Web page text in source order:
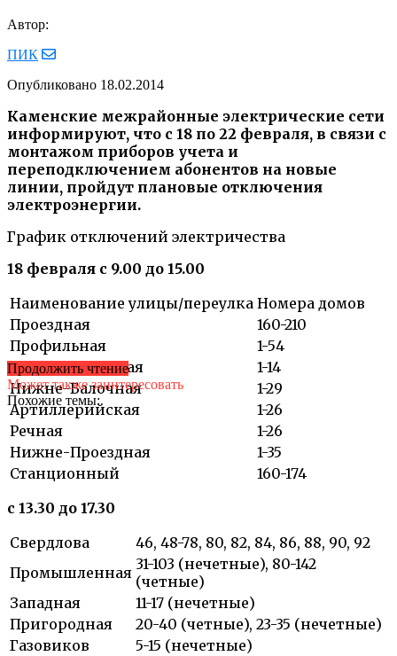
Автор:
ПИК
Опубликовано 18.02.2014
Каменские межрайонные электрические сети
информируют, что с 18 по 22 февраля, в связи с
монтажом приборов учета и
переподключением абонентов на новые
линии, пройдут плановые отключения
электроэнергии.
График отключений электричества
18 февраля с 9.00 до 15.00
Наименование улицы/переулка Номера домов
Проездная
160-210
Профильная
1-54
Верхне-Балочная
1-14
Нижне-Балочная
1-29
Артиллерийская
1-26
Речная
1-26
Нижне-Проездная
1-35
Станционный
160-174
с 13.30 до 17.30
Свердлова
46, 48-78, 80, 82, 84, 86, 88, 90, 92
Промышленная 31-103 (нечетные), 80-142
(четные)
Западная
11-17 (нечетные)
Пригородная
20-40 (четные), 23-35 (нечетные)
Газовиков
5-15 (нечетные)
Продолжить чтение
Может также заинтересовать
Похожие темы: